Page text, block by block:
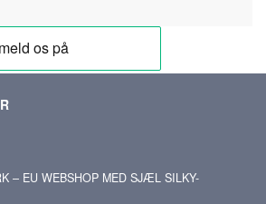
– EU WEBSHOP MED SJÆL SILKY-